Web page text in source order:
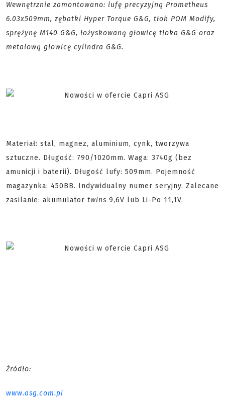
Wewnętrznie zamontowano: lufę precyzyjną Prometheus
6.03x509mm, zębatki Hyper Torque G&G, tłok POM Modify,
sprężynę M140 G&G, łożyskowaną głowicę tłoka G&G oraz
metalową głowicę cylindra G&G.
Materiał: stal, magnez, aluminium, cynk, tworzywa
sztuczne. Długość: 790/1020mm. Waga: 3740g (bez
amunicji i baterii). Długość lufy: 509mm. Pojemność
magazynka: 450BB. Indywidualny numer seryjny. Zalecane
zasilanie: akumulator twins 9,6V lub Li-Po 11,1V.
Źródło:
www.asg.com.pl